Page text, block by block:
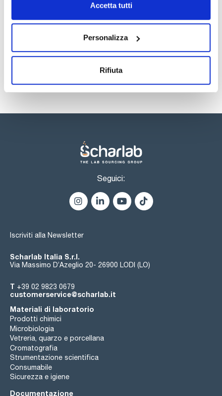
Accetta tutti
Personalizza
Rifiuta
Registrati per i download
Seguici:
Iscriviti alla Newsletter
Scharlab Italia S.r.l.
Via Massimo D’Azeglio 20- 26900 LODI (LO)
T +39 02 9823 0679
customerservice@scharlab.it
Materiali di laboratorio
Prodotti chimici
Microbiologia
Vetreria, quarzo e porcellana
Cromatografia
Strumentazione scientifica
Consumabile
Sicurezza e igiene
Documentazione